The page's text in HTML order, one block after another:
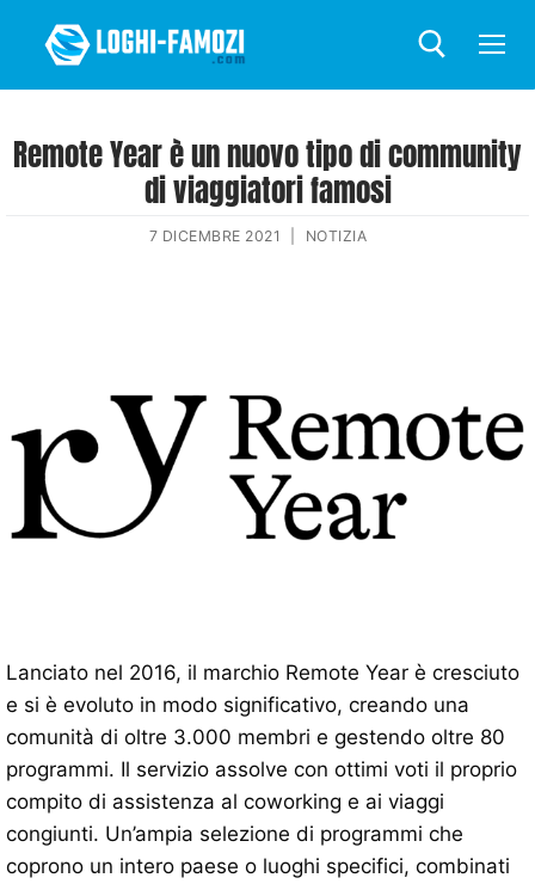
Remote Year è un nuovo tipo di community
di viaggiatori famosi
7 DICEMBRE 2021 NOTIZIA
Lanciato nel 2016, il marchio Remote Year è cresciuto
e si è evoluto in modo significativo, creando una
comunità di oltre 3.000 membri e gestendo oltre 80
programmi. Il servizio assolve con ottimi voti il ​​proprio
compito di assistenza al coworking e ai viaggi
congiunti. Un’ampia selezione di programmi che
coprono un intero paese o luoghi specifici, combinati